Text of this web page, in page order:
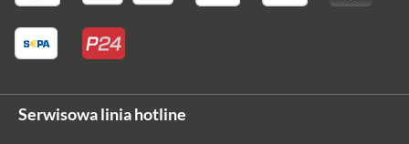
Serwisowa linia hotline